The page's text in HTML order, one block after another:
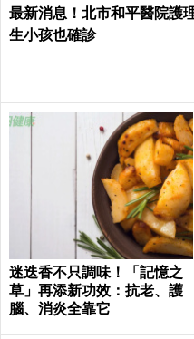
最新消息！北市和平醫院護
生小孩也確診
迷迭香不只調味！「記憶之
草」再添新功效：抗老、護
腦、消炎全靠它